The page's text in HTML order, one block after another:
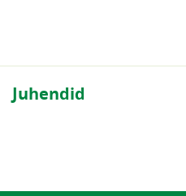
Juhendid